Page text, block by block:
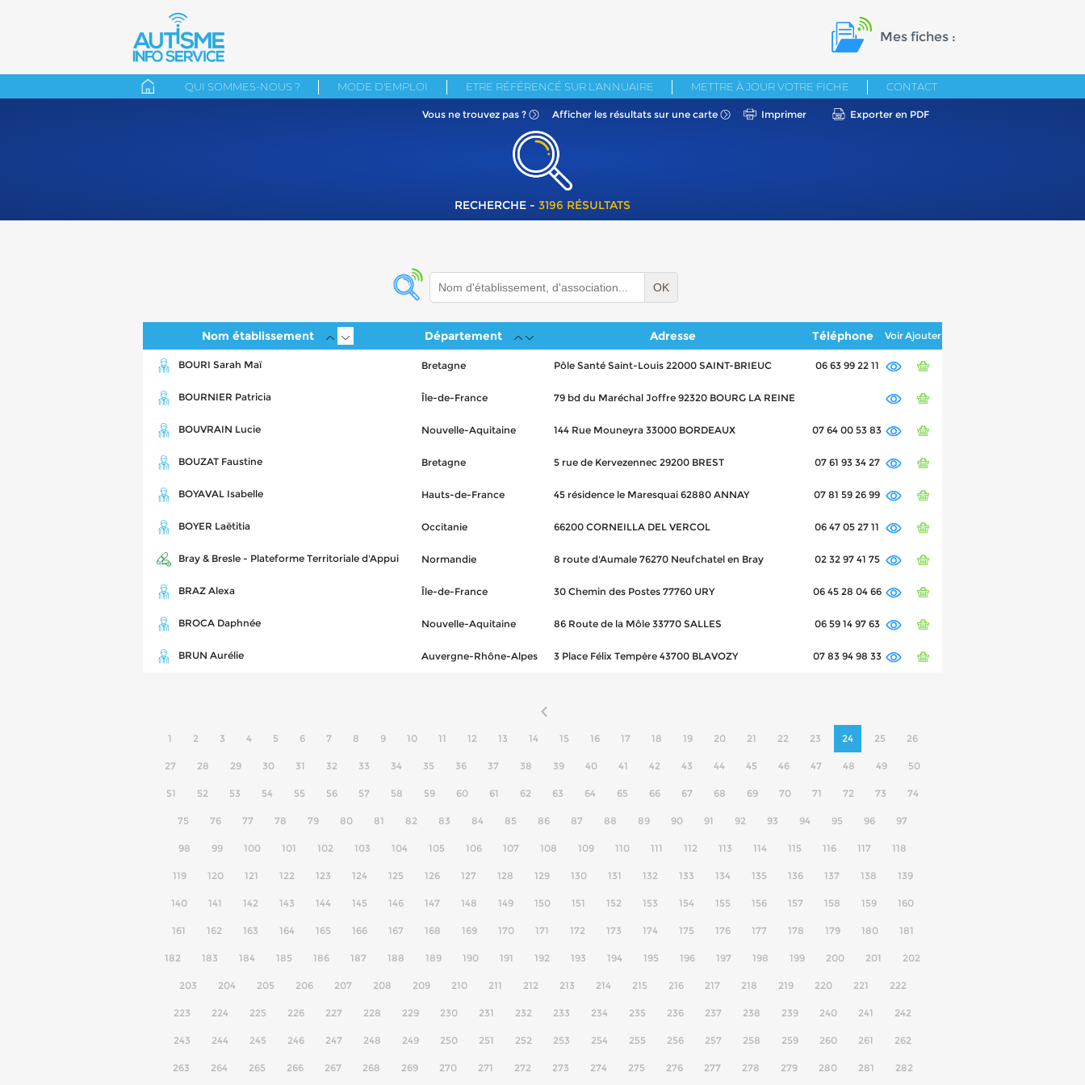
Mes fiches :
QUI SOMMES-NOUS ? MODE D'EMPLOI ETRE RÉFÉRENCÉ SUR L'ANNUAIRE METTRE À JOUR VOTRE FICHE CONTACT
Vous ne trouvez pas ? Afficher les résultats sur une carte Imprimer Exporter en PDF
RECHERCHE - 3196 RÉSULTATS
OK
Nom établissement Département Adresse Téléphone VoirAjouter
BOURI Sarah Maï Bretagne Pôle Santé Saint-Louis 22000 SAINT-BRIEUC 06 63 99 22 11
BOURNIER Patricia Île-de-France 79 bd du Maréchal Joffre 92320 BOURG LA REINE
BOUVRAIN Lucie Nouvelle-Aquitaine 144 Rue Mouneyra 33000 BORDEAUX 07 64 00 53 83
BOUZAT Faustine Bretagne 5 rue de Kervezennec 29200 BREST 07 61 93 34 27
BOYAVAL Isabelle Hauts-de-France 45 résidence le Maresquai 62880 ANNAY 07 81 59 26 99
BOYER Laëtitia Occitanie 66200 CORNEILLA DEL VERCOL 06 47 05 27 11
Bray & Bresle - Plateforme Territoriale d'Appui Normandie 8 route d'Aumale 76270 Neufchatel en Bray 02 32 97 41 75
BRAZ Alexa Île-de-France 30 Chemin des Postes 77760 URY 06 45 28 04 66
BROCA Daphnée Nouvelle-Aquitaine 86 Route de la Môle 33770 SALLES 06 59 14 97 63
BRUN Aurélie Auvergne-Rhône-Alpes 3 Place Félix Tempère 43700 BLAVOZY 07 83 94 98 33
1 2 3 4 5 6 7 8 9 10 11 12 13 14 15 16 17 18 19 20 21 22 23 24 25 26
27 28 29 30 31 32 33 34 35 36 37 38 39 40 41 42 43 44 45 46 47 48 49 50
51 52 53 54 55 56 57 58 59 60 61 62 63 64 65 66 67 68 69 70 71 72 73 74
75 76 77 78 79 80 81 82 83 84 85 86 87 88 89 90 91 92 93 94 95 96 97
98 99 100 101 102 103 104 105 106 107 108 109 110 111 112 113 114 115 116 117 118
119 120 121 122 123 124 125 126 127 128 129 130 131 132 133 134 135 136 137 138 139
140 141 142 143 144 145 146 147 148 149 150 151 152 153 154 155 156 157 158 159 160
161 162 163 164 165 166 167 168 169 170 171 172 173 174 175 176 177 178 179 180 181
182 183 184 185 186 187 188 189 190 191 192 193 194 195 196 197 198 199 200 201 202
203 204 205 206 207 208 209 210 211 212 213 214 215 216 217 218 219 220 221 222
223 224 225 226 227 228 229 230 231 232 233 234 235 236 237 238 239 240 241 242
243 244 245 246 247 248 249 250 251 252 253 254 255 256 257 258 259 260 261 262
263 264 265 266 267 268 269 270 271 272 273 274 275 276 277 278 279 280 281 282